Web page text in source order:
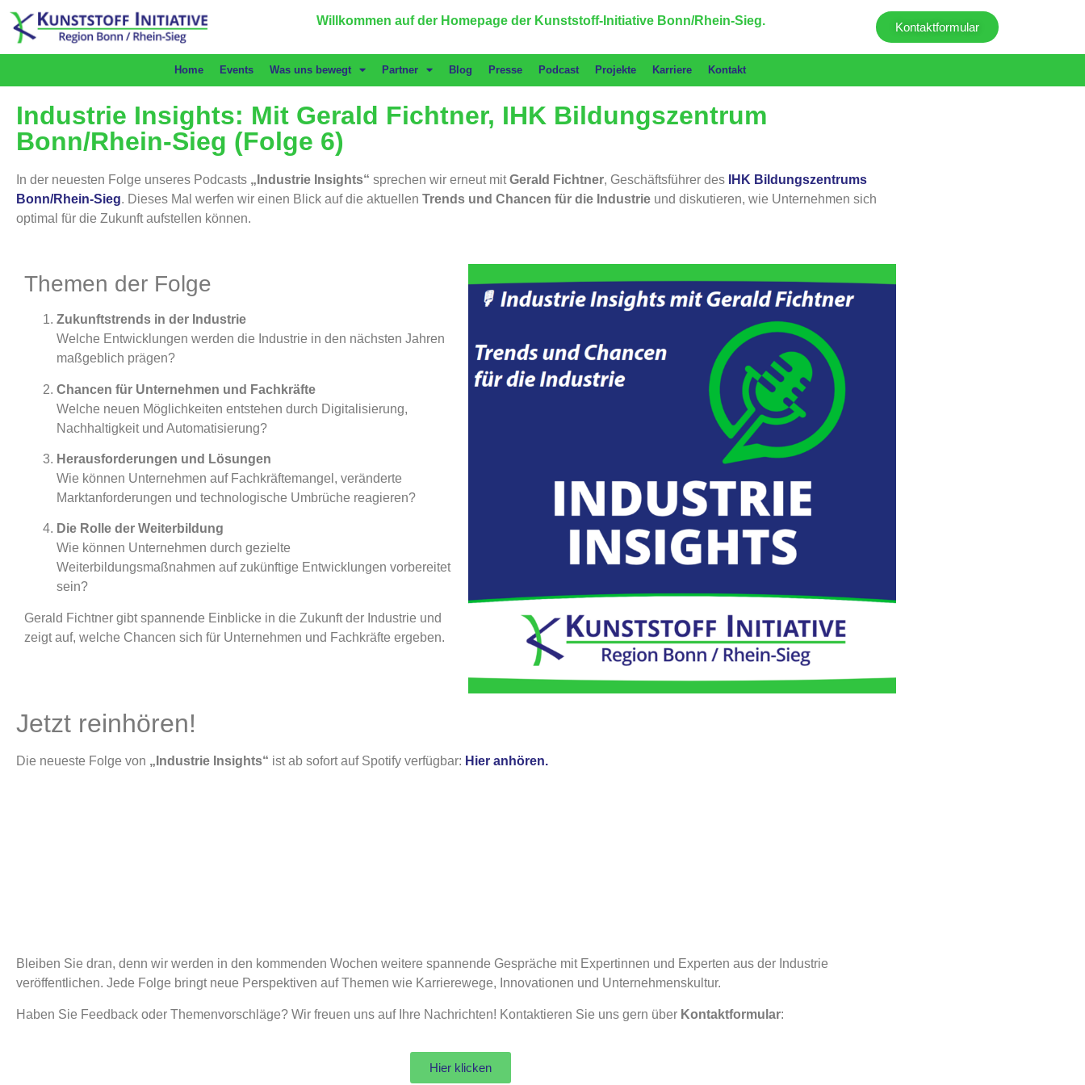
Willkommen auf der Homepage der Kunststoff-Initiative Bonn/Rhein-Sieg. Kontaktformular
Home Events Was uns bewegt Partner Blog Presse Podcast Projekte Karriere Kontakt
Industrie Insights: Mit Gerald Fichtner, IHK Bildungszentrum
Bonn/Rhein-Sieg (Folge 6)
In der neuesten Folge unseres Podcasts „Industrie Insights“ sprechen wir erneut mitGerald Fichtner, Geschäftsführer des
IHK Bildungszentrums
Bonn/Rhein-Sieg. Dieses Mal werfen wir einen Blick auf die aktuellen Trends und Chancen für die Industrie und diskutieren, wie Unternehmen sich
optimal für die Zukunft aufstellen können.
Themen der Folge
Zukunftstrends in der Industrie
Welche Entwicklungen werden die Industrie in den nächsten Jahren
maßgeblich prägen?
Chancen für Unternehmen und Fachkräfte
Welche neuen Möglichkeiten entstehen durch Digitalisierung,
Nachhaltigkeit und Automatisierung?
Herausforderungen und Lösungen
Wie können Unternehmen auf Fachkräftemangel, veränderte
Marktanforderungen und technologische Umbrüche reagieren?
Die Rolle der Weiterbildung
Wie können Unternehmen durch gezielte
Weiterbildungsmaßnahmen auf zukünftige Entwicklungen vorbereitet
sein?
Gerald Fichtner gibt spannende Einblicke in die Zukunft der Industrie und
zeigt auf, welche Chancen sich für Unternehmen und Fachkräfte ergeben.
Jetzt reinhören!
Die neueste Folge von „Industrie Insights“ ist ab sofort auf Spotify verfügbar: Hier anhören.
Bleiben Sie dran, denn wir werden in den kommenden Wochen weitere spannende Gespräche mit Expertinnen und Experten aus der Industrie
veröffentlichen. Jede Folge bringt neue Perspektiven auf Themen wie Karrierewege, Innovationen und Unternehmenskultur.
Haben Sie Feedback oder Themenvorschläge? Wir freuen uns auf Ihre Nachrichten! Kontaktieren Sie uns gern über Kontaktformular:
Hier klicken